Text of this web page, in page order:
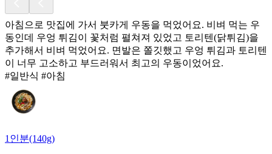
아침으로 맛집에 가서 붓카게 우동을 먹었어요. 비벼 먹는 우
동인데 우엉 튀김이 꽃처럼 펼쳐져 있었고 토리텐(닭튀김)을
추가해서 비벼 먹었어요. 면발은 쫄깃했고 우엉 튀김과 토리텐
이 너무 고소하고 부드러워서 최고의 우동이었어요.
#일반식 #아침
1인분(140g)